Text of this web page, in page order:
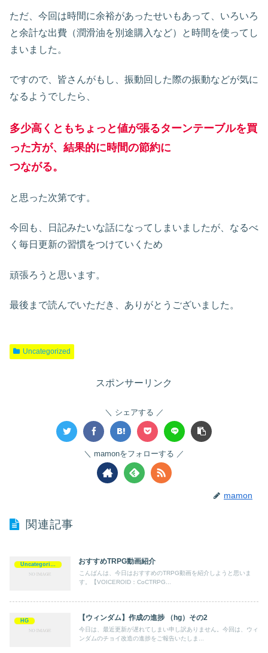
ただ、今回は時間に余裕があったせいもあって、いろいろ
と余計な出費（潤滑油を別途購入など）と時間を使ってし
まいました。
ですので、皆さんがもし、振動回した際の振動などが気に
なるようでしたら、
多少高くともちょっと値が張るターンテーブルを買
った方が、結果的に時間の節約に
つながる。
と思った次第です。
今回も、日記みたいな話になってしまいましたが、なるべ
く毎日更新の習慣をつけていくため
頑張ろうと思います。
最後まで読んでいただき、ありがとうございました。
Uncategorized
スポンサーリンク
シェアする
mamonをフォローする
mamon
関連記事
Uncategorized おすすめTRPG動画紹介
こんばんは、今日はおすすめのTRPG動画を紹介しようと思いま
す。【VOICEROID：CoCTRPG...
HG 【ウィンダム】作成の進捗 （hg）その2
今日は、最近更新が遅れてしまい申し訳ありません。今回は、ウィ
ンダムのチョイ改造の進捗をご報告いたしま...